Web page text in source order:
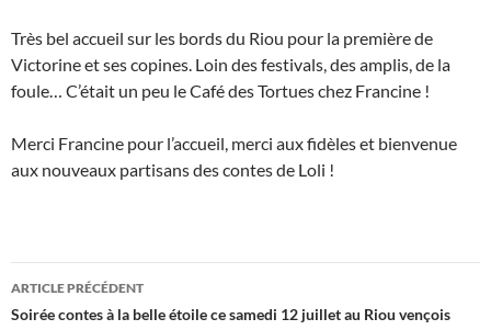
Très bel accueil sur les bords du Riou pour la première de
Victorine et ses copines. Loin des festivals, des amplis, de la
foule… C’était un peu le Café des Tortues chez Francine !
Merci Francine pour l’accueil, merci aux fidèles et bienvenue
aux nouveaux partisans des contes de Loli !
Navigation
des
ARTICLE PRÉCÉDENT
Soirée contes à la belle étoile ce samedi 12 juillet au Riou vençois